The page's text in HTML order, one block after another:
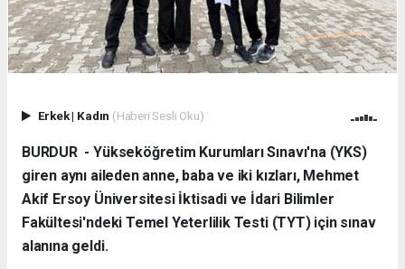
Erkek| Kadın (Haberi Sesli Oku)
BURDUR - Yükseköğretim Kurumları Sınavı'na (YKS)
giren aynı aileden anne, baba ve iki kızları, Mehmet
Akif Ersoy Üniversitesi İktisadi ve İdari Bilimler
Fakültesi'ndeki Temel Yeterlilik Testi (TYT) için sınav
alanına geldi.